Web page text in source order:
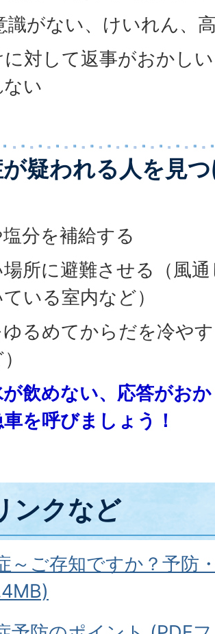
識がない、けいれん、
対して返事がおかし
い
疑われる人を見
塩分を補給する
場所に避難させる（風
いる室内など）
ゆるめてからだを冷や
が飲めない、応答がお
を呼びましょう！
ンクなど
～ご存知ですか？予防